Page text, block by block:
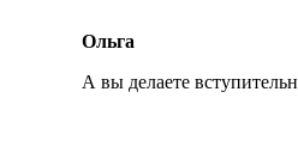
Ольга
А вы делаете